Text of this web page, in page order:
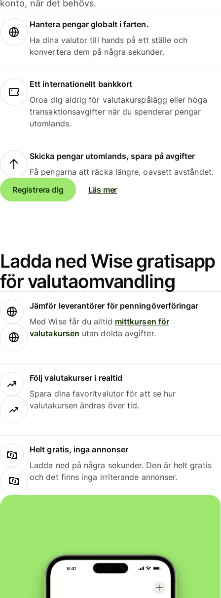
konto, när det behövs.
Hantera pengar globalt i farten.
Ha dina valutor till hands på ett ställe och
konvertera dem på några sekunder.
Ett internationellt bankkort
Oroa dig aldrig för valutakurspålägg eller höga
transaktionsavgifter när du spenderar pengar
utomlands.
Skicka pengar utomlands, spara på avgifter
Få pengarna att räcka längre, oavsett avståndet.
Registrera dig
Läs mer
Ladda ned Wise gratisapp
för valutaomvandling
Jämför leverantörer för penningöverföringar
Med Wise får du alltid mittkursen för
valutakursen utan dolda avgifter.
Följ valutakurser i realtid
Spara dina favoritvalutor för att se hur
valutakursen ändras över tid.
Helt gratis, inga annonser
Ladda ned på några sekunder. Den är helt gratis
och det finns inga irriterande annonser.